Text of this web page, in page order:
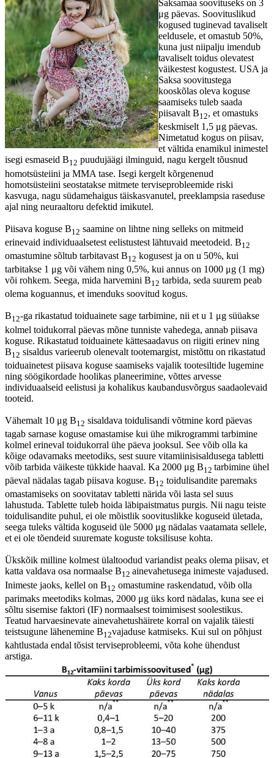
Saksamaa soovituseks on 3
μg päevas. Soovituslikud
kogused tuginevad tavaliselt
eeldusele, et omastub 50%,
kuna just niipalju imendub
tavaliselt toidus olevatest
väikestest kogustest. USA ja
Saksa soovitustega
kooskõlas oleva koguse
saamiseks tuleb saada
piisavalt B12, et omastuks
keskmiselt 1,5 μg päevas.
Nimetatud kogus on piisav,
et vältida enamikul inimestel
isegi esmaseid B12 puudujäägi ilminguid, nagu kergelt tõusnud
homotsüsteiini ja MMA tase. Isegi kergelt kõrgenenud
homotsüsteiini seostatakse mitmete terviseprobleemide riski
kasvuga, nagu südamehaigus täiskasvanutel, preeklampsia raseduse
ajal ning neuraaltoru defektid imikutel.
Piisava koguse B12 saamine on lihtne ning selleks on mitmeid
erinevaid individuaalsetest eelistustest lähtuvaid meetodeid. B12
omastumine sõltub tarbitavast B12 kogusest ja on u 50%, kui
tarbitakse 1 μg või vähem ning 0,5%, kui annus on 1000 μg (1 mg)
või rohkem. Seega, mida harvemini B12 tarbida, seda suurem peab
olema koguannus, et imenduks soovitud kogus.
B12-ga rikastatud toiduainete sage tarbimine, nii et u 1 μg süüakse
kolmel toidukorral päevas mõne tunniste vahedega, annab piisava
koguse. Rikastatud toiduainete kättesaadavus on riigiti erinev ning
B12 sisaldus varieerub olenevalt tootemargist, mistõttu on rikastatud
toiduainetest piisava koguse saamiseks vajalik tootesiltide lugemine
ning söögikordade hoolikas planeerimine, võttes arvesse
individuaalseid eelistusi ja kohalikus kaubandusvõrgus saadaolevaid
tooteid.
Vähemalt 10 μg B12 sisaldava toidulisandi võtmine kord päevas
tagab sarnase koguse omastamise kui ühe mikrogrammi tarbimine
kolmel erineval toidukorral ühe päeva jooksul. See võib olla ka
kõige odavamaks meetodiks, sest suure vitamiinisisaldusega tabletti
võib tarbida väikeste tükkide haaval. Ka 2000 μg B12 tarbimine ühel
päeval nädalas tagab piisava koguse. B12 toidulisandite paremaks
omastamiseks on soovitatav tabletti närida või lasta sel suus
lahustuda. Tablette tuleb hoida läbipaistmatus purgis. Nii nagu teiste
toidulisandite puhul, ei ole mõistlik soovituslikke koguseid ületada,
seega tuleks vältida koguseid üle 5000 μg nädalas vaatamata sellele,
et ei ole tõendeid suuremate koguste toksilisuse kohta.
Ükskõik milline kolmest ülaltoodud variandist peaks olema piisav, et
katta valdava osa normaalse B12 ainevahetusega inimeste vajadused.
Inimeste jaoks, kellel on B12 omastumine raskendatud, võib olla
parimaks meetodiks kolmas, 2000 μg üks kord nädalas, kuna see ei
sõltu sisemise faktori (IF) normaalsest toimimisest soolestikus.
Teatud harvaesinevate ainevahetushäirete korral on vajalik täiesti
teistsugune lähenemine B12vajaduse katmiseks. Kui sul on põhjust
kahtlustada endal tõsist terviseprobleemi, võta kohe ühendust
arstiga.